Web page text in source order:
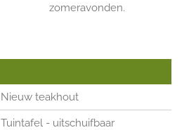
zomeravonden.
Nieuw teakhout
Tuintafel - uitschuifbaar